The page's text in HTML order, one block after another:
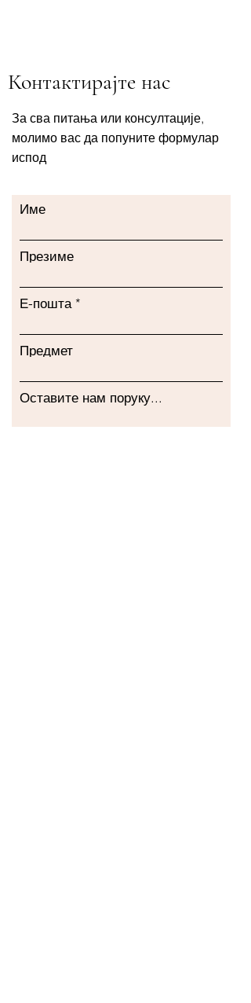
Контактирајте нас
За сва питања или консултације,
молимо вас да попуните формулар
испод
Име
Презиме
Е-пошта
Предмет
Оставите нам поруку...